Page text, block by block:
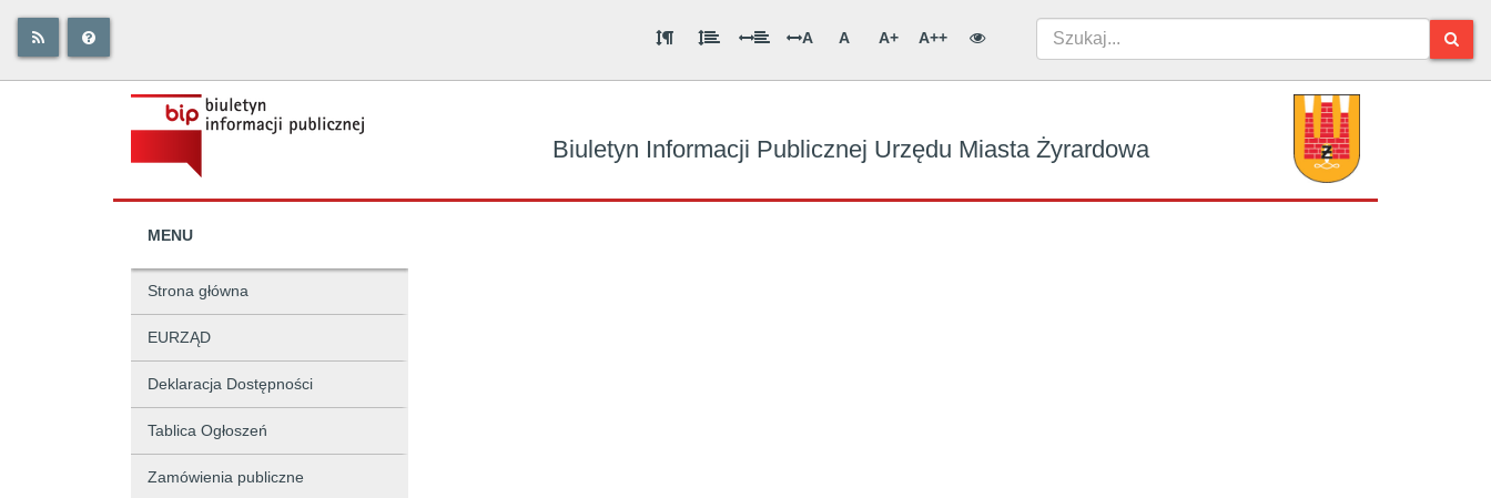
A A A+ A++
Biuletyn Informacji Publicznej Urzędu Miasta Żyrardowa
MENU
Strona główna
EURZĄD
Deklaracja Dostępności
Tablica Ogłoszeń
Zamówienia publiczne